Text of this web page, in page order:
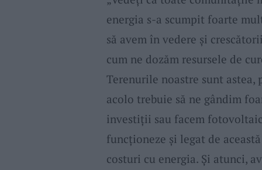
energia s-a scumpit foarte
să avem în vedere și
cum ne dozăm resursele de
Terenurile noastre sunt
acolo trebuie să ne gândim
investiții sau facem
funcționeze și legat de
costuri cu energia. Și atunci,